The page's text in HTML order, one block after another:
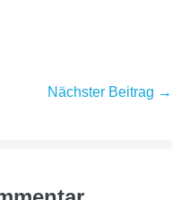
Nächster Beitrag →